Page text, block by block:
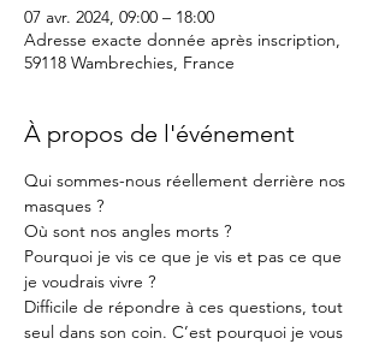
07 avr. 2024, 09:00 – 18:00
Adresse exacte donnée après inscription,
59118 Wambrechies, France
À propos de l'événement
Qui sommes-nous réellement derrière nos
masques ?
Où sont nos angles morts ?
Pourquoi je vis ce que je vis et pas ce que
je voudrais vivre ?
Difficile de répondre à ces questions, tout
seul dans son coin. C’est pourquoi je vous